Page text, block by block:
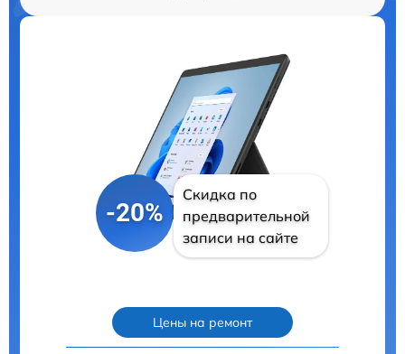
-20%
Скидка по
предварительной
записи на сайте
Цены на ремонт